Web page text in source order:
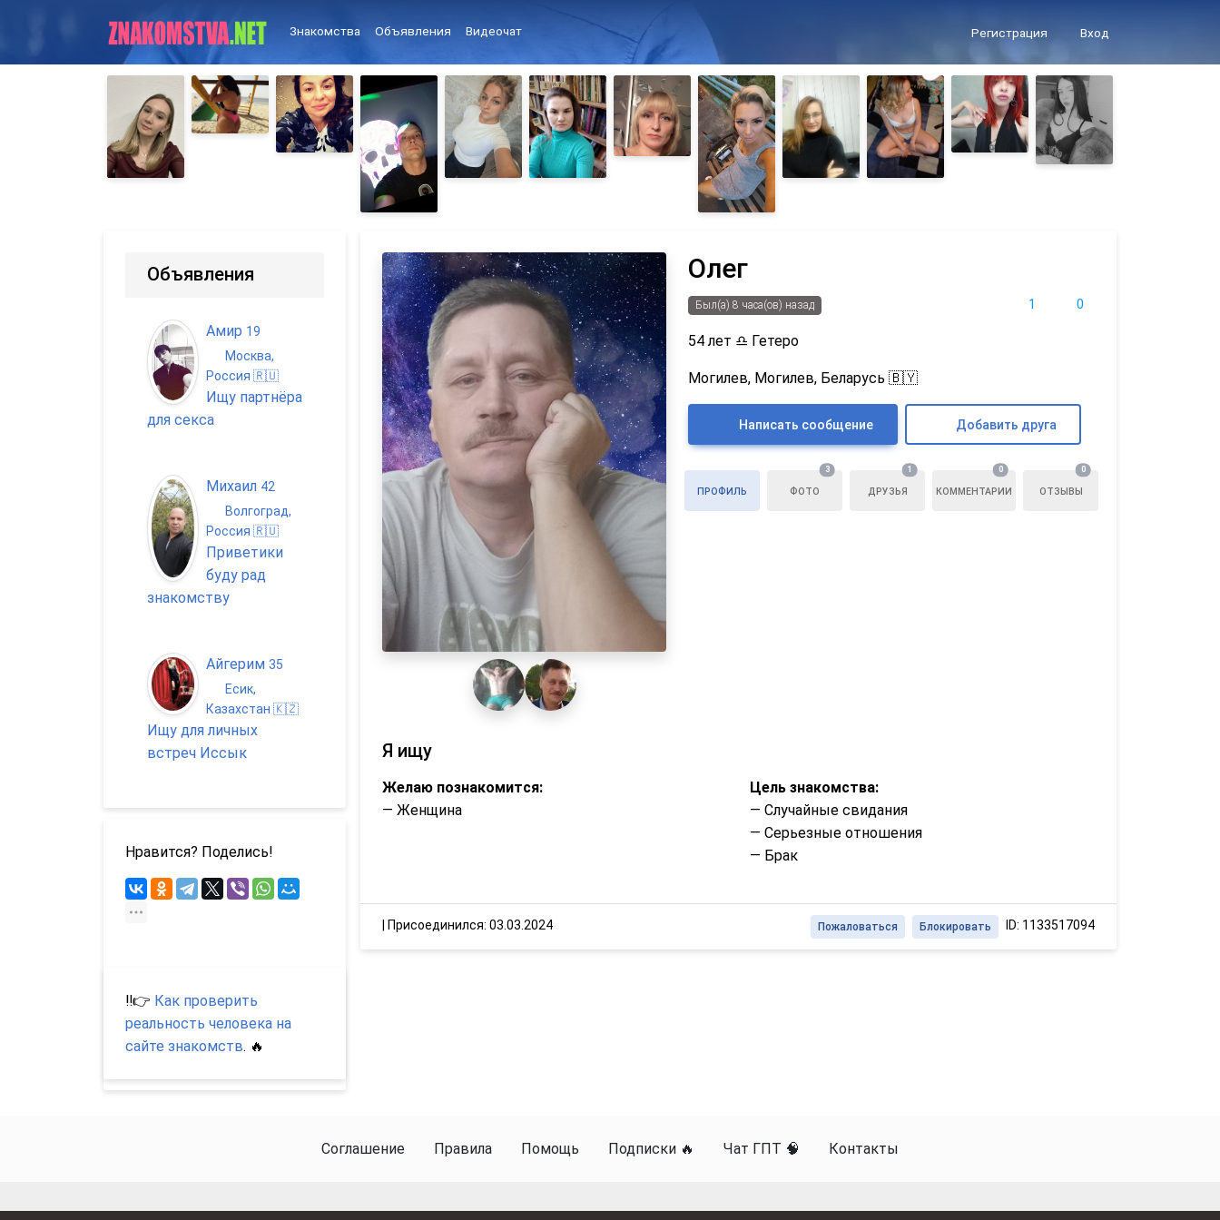
Знакомства Объявления Видеочат Регистрация Вход
Олег
1 0
Был(а) 8 часа(ов) назад
54 лет ♎ Гетеро
Могилев, Могилев, Беларусь 🇧🇾
Написать сообщение Добавить друга
ПРОФИЛЬ ФОТО
3
ДРУЗЬЯ
1
КОММЕНТАРИИ
0
ОТЗЫВЫ
0
Я ищу
Желаю познакомится:
— Женщина
Цель знакомства:
— Случайные свидания
— Серьезные отношения
— Брак
Присоединился: 03.03.2024 ID: 1133517094
Блокировать
Пожаловаться
Объявления
Амир 19
Москва,
Россия 🇷🇺
Ищу партнёра
для секса
Михаил 42
Волгоград,
Россия 🇷🇺
Приветики
буду рад
знакомству
Айгерим 35
Есик,
Казахстан 🇰🇿
Ищу для личных
встреч Иссык
Нравится? Поделись!
‼️👉 Как проверить
реальность человека на
сайте знакомств. 🔥
Соглашение Правила Помощь Подписки 🔥 Чат ГПТ 🧠 Контакты